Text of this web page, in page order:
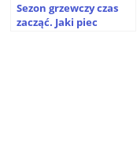
Sezon grzewczy czas
zacząć. Jaki piec